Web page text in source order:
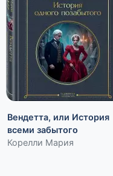
Вендетта, или История
всеми забытого
Корелли Мария